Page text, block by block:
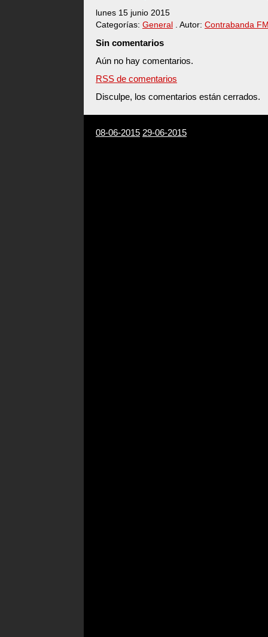
lunes 15 junio 2015
Categorías: General . Autor: Contrabanda
Sin comentarios
Aún no hay comentarios.
RSS de comentarios
Disculpe, los comentarios están cerrados.
08-06-2015 29-06-2015